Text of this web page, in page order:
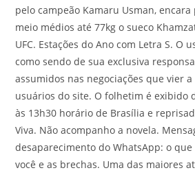
pelo campeão Kamaru Usman, encara
meio médios até 77kg o sueco
UFC. Estações do Ano com Letra S. O
como sendo de sua exclusiva
assumidos nas negociações que vier
usuários do site. O folhetim é exibido
às 13h30 horário de Brasília e
Viva. Não acompanho a novela.
desaparecimento do WhatsApp: o
você e as brechas. Uma das maiores